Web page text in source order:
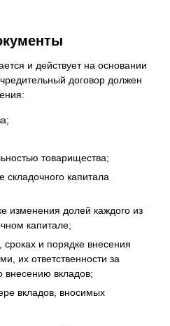
и действует на основании
договор должен
товарищества;
складочного капитала
изменения долей каждого из
капитале;
и порядке внесения
их ответственности за
внесению вкладов;
вкладов, вносимых